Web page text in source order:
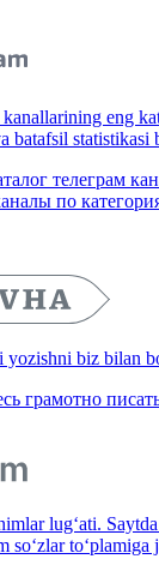
kanallarining eng
batafsil statistikasi
телеграм
по
yozishni biz bilan
грамотно
lug‘ati.
so‘zlar to‘plamiga